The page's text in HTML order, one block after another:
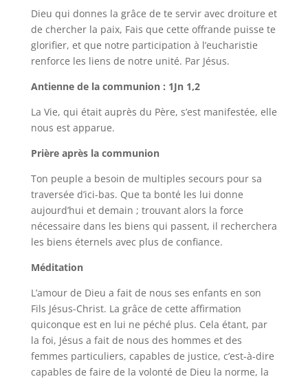
Dieu qui donnes la grâce de te servir avec droiture et
de chercher la paix, Fais que cette offrande puisse te
glorifier, et que notre participation à l’eucharistie
renforce les liens de notre unité. Par Jésus.
Antienne de la communion : 1Jn 1,2
La Vie, qui était auprès du Père, s’est manifestée, elle
nous est apparue.
Prière après la communion
Ton peuple a besoin de multiples secours pour sa
traversée d’ici-bas. Que ta bonté les lui donne
aujourd’hui et demain ; trouvant alors la force
nécessaire dans les biens qui passent, il recherchera
les biens éternels avec plus de confiance.
Méditation
L’amour de Dieu a fait de nous ses enfants en son
Fils Jésus-Christ. La grâce de cette affirmation
quiconque est en lui ne péché plus. Cela étant, par
la foi, Jésus a fait de nous des hommes et des
femmes particuliers, capables de justice, c’est-à-dire
capables de faire de la volonté de Dieu la norme, la